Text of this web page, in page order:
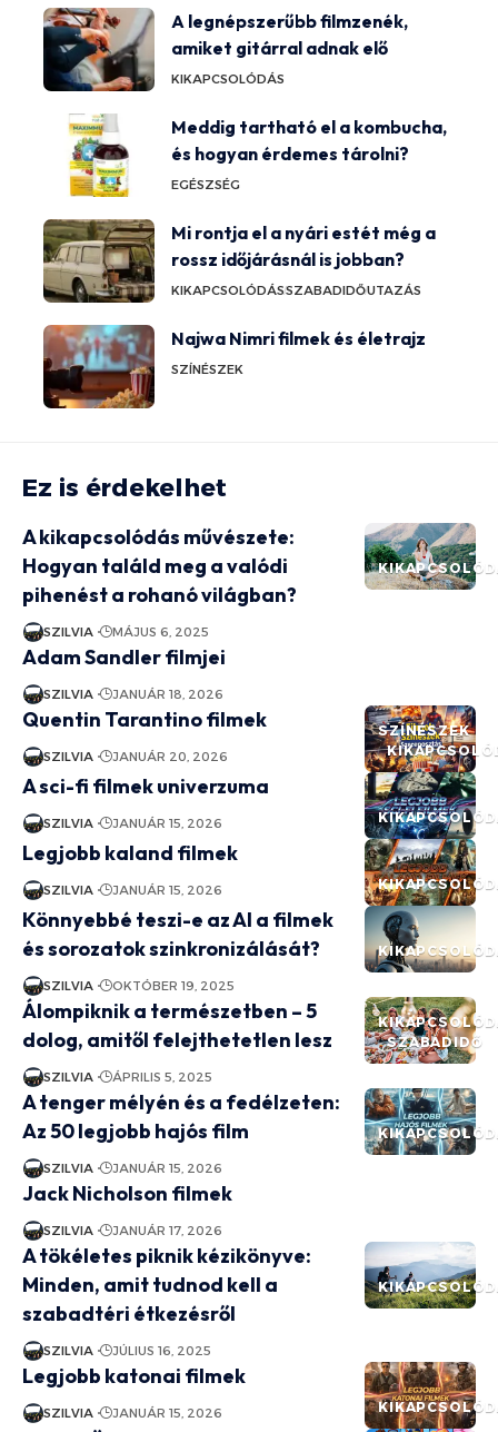
A legnépszerűbb filmzenék,
amiket gitárral adnak elő
KIKAPCSOLÓDÁS
Meddig tartható el a kombucha,
és hogyan érdemes tárolni?
EGÉSZSÉG
Mi rontja el a nyári estét még a
rossz időjárásnál is jobban?
KIKAPCSOLÓDÁSSZABADIDŐUTAZÁS
Najwa Nimri filmek és életrajz
SZÍNÉSZEK
Ez is érdekelhet
A kikapcsolódás művészete:
Hogyan találd meg a valódi
pihenést a rohanó világban?
SZILVIA MÁJUS 6, 2025
Adam Sandler filmjei
SZILVIA JANUÁR 18, 2026
SZÍNÉSZEK
Quentin Tarantino filmek
SZILVIA JANUÁR 20, 2026
A sci-fi filmek univerzuma
SZILVIA JANUÁR 15, 2026
Legjobb kaland filmek
SZILVIA JANUÁR 15, 2026
Könnyebbé teszi-e az AI a filmek
és sorozatok szinkronizálását?
SZILVIA OKTÓBER 19, 2025
SZABADIDŐ
Álompiknik a természetben – 5
dolog, amitől felejthetetlen lesz
SZILVIA ÁPRILIS 5, 2025
A tenger mélyén és a fedélzeten:
Az 50 legjobb hajós film
SZILVIA JANUÁR 15, 2026
Jack Nicholson filmek
SZILVIA JANUÁR 17, 2026
A tökéletes piknik kézikönyve:
Minden, amit tudnod kell a
szabadtéri étkezésről
SZILVIA JÚLIUS 16, 2025
Legjobb katonai filmek
SZILVIA JANUÁR 15, 2026